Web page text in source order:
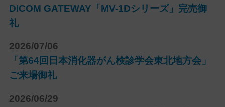
DICOM GATEWAY「MV-1Dシリーズ」完売御
礼
2026/07/06
「第64回日本消化器がん検診学会東北地方会」
ご来場御礼
2026/06/29